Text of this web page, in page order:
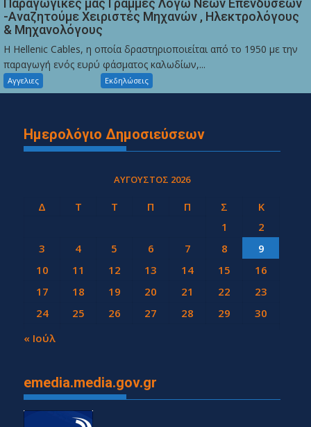
Παραγωγικές μας Γραμμές Λόγω Νέων Επενδύσεων
-Αναζητούμε Χειριστές Μηχανών , Ηλεκτρολόγους
& Μηχανολόγους
Η Hellenic Cables, η οποία δραστηριοποιείται από το 1950 με την
παραγωγή ενός ευρύ φάσματος καλωδίων,...
Αγγελιες Εκδηλώσεις
Ημερολόγιο Δημοσιεύσεων
ΑΎΓΟΥΣΤΟΣ 2026
Δ Τ Τ Π Π Σ
Κ
1
2
3
4 5 6 7 8
9
10
11 12 13 14 15
16
17
18 19 20 21 22
23
24
25 26 27 28 29
30
31
« Ιούλ
emedia.media.gov.gr